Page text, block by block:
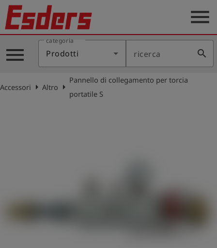
Prodotti
Applicazione
Assistenza
menu
menu
categoria
Prodotti ricerca search
Accessori arrow_rightAltro arrow_right
Pannello di collegamento per torcia
portatile S